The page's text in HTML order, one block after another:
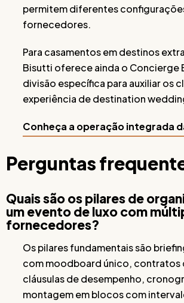
permitem diferentes
fornecedores.
Para casamentos em destinos
Bisutti oferece ainda o Concierge
divisão específica para auxiliar os
experiência de destination
Conheça a operação integrada
Perguntas
Quais são os pilares de
um evento de luxo com
fornecedores?
Os pilares fundamentais são
com moodboard único, contratos
cláusulas de desempenho,
montagem em blocos com